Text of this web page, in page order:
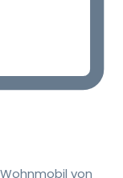
von